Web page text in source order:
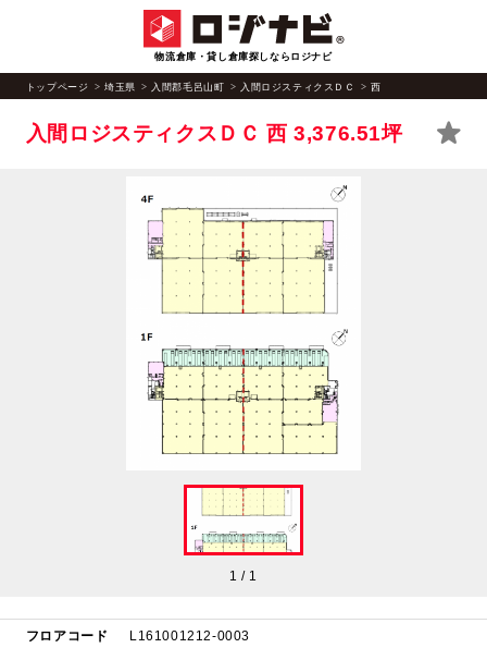
物流倉庫・貸し倉庫探しならロジナビ
トップページ 埼玉県 入間郡毛呂山町 入間ロジスティクスＤＣ 西
1/ 1
入間ロジスティクスＤＣ 西3,376.51坪
フロアコード L161001212-0003